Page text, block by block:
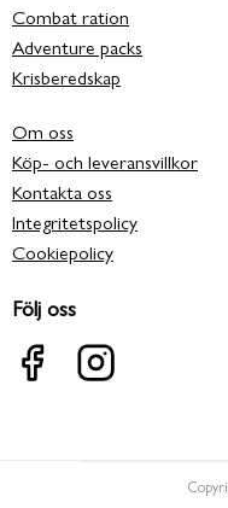
Combat ration
Adventure packs
Krisberedskap
Om oss
Köp- och leveransvillkor
Kontakta oss
Integritetspolicy
Cookiepolicy
Följ oss